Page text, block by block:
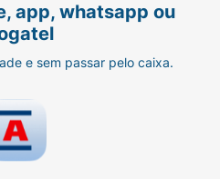
app, whatsapp ou
e sem passar pelo caixa.